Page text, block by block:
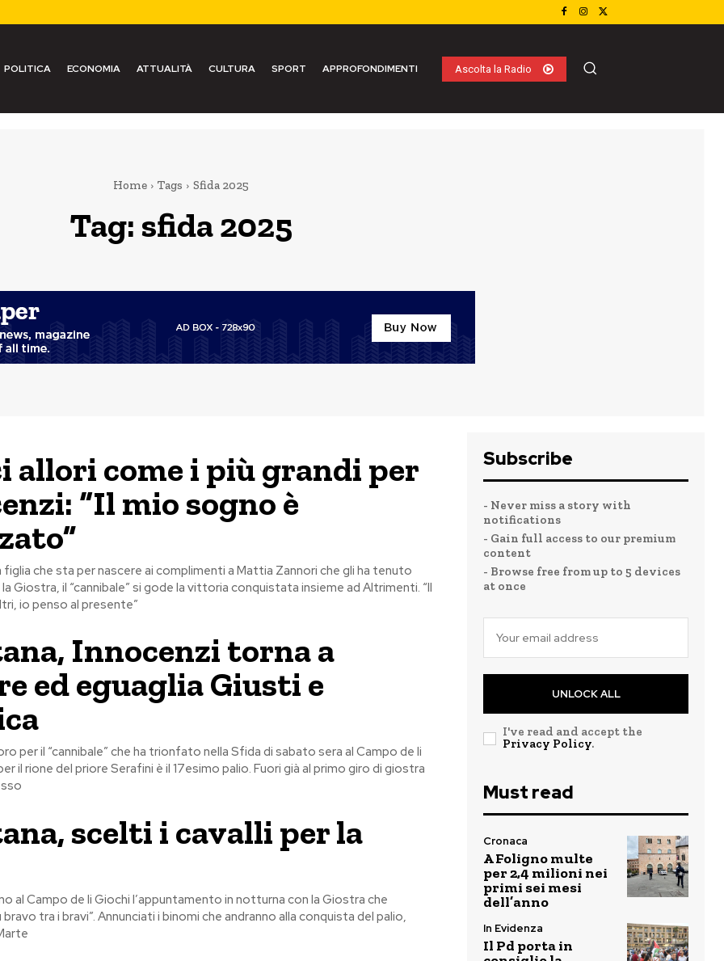
POLITICA ECONOMIA ATTUALITÀ CULTURA SPORT APPROFONDIMENTI Ascolta la Radio
Home Tags Sfida 2025
Tag:sfida 2025
allori come i più grandi per
“Il mio sogno è
figlia che sta per nascere ai complimenti a Mattia Zannori che gli ha tenuto
Giostra, il “cannibale” si gode la vittoria conquistata insieme ad Altrimenti. “Il
io penso al presente”
Innocenzi torna a
ed eguaglia Giusti e
per il “cannibale” che ha trionfato nella Sfida di sabato sera al Campo de li
il rione del priore Serafini è il 17esimo palio. Fuori già al primo giro di giostra
scelti i cavalli per la
al Campo de li Giochi l’appuntamento in notturna con la Giostra che
tra i bravi”. Annunciati i binomi che andranno alla conquista del palio,
Subscribe
- Never miss a story with
notifications
- Gain full access to our premium
content
- Browse free from up to 5 devices
at once
UNLOCK ALL
I've read and accept the
Privacy Policy.
Must read
Cronaca
A Foligno multe
per 2,4 milioni nei
primi sei mesi
dell’anno
In Evidenza
Il Pd porta in